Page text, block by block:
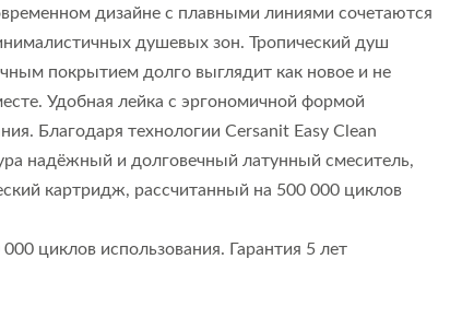
дизайне с плавными линиями сочетаются
душевых зон. Тропический душ
покрытием долго выглядит как новое и не
Удобная лейка с эргономичной формой
Благодаря технологии Cersanit Easy Clean
надёжный и долговечный латунный смеситель,
картридж, рассчитанный на 500 000 циклов
циклов использования. Гарантия 5 лет